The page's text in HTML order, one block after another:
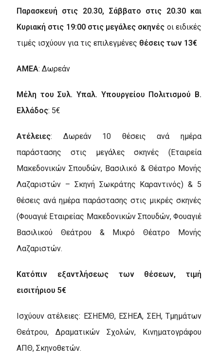
Παρασκευή στις 20.30, Σάββατο στις 20.30 και
Κυριακή στις 19:00 στις μεγάλες σκηνές οι ειδικές
τιμές ισχύουν για τις επιλεγμένες θέσεις των 13€
ΑΜΕΑ: Δωρεάν
Μέλη του Συλ. Υπαλ. Υπουργείου Πολιτισμού Β.
Ελλάδος: 5€
Ατέλειες: Δωρεάν 10 θέσεις ανά ημέρα
παράστασης στις μεγάλες σκηνές (Εταιρεία
Μακεδονικών Σπουδών, Βασιλικό & Θέατρο Μονής
Λαζαριστών – Σκηνή Σωκράτης Καραντινός) & 5
θέσεις ανά ημέρα παράστασης στις μικρές σκηνές
(Φουαγιέ Εταιρείας Μακεδονικών Σπουδών, Φουαγιέ
Βασιλικού Θεάτρου & Μικρό Θέατρο Μονής
Λαζαριστών.
Κατόπιν εξαντλήσεως των θέσεων, τιμή
εισιτήριου 5€
Ισχύουν ατέλειες: ΕΣΗΕΜΘ, ΕΣΗΕΑ, ΣΕΗ, Τμημάτων
Θεάτρου, Δραματικών Σχολών, Κινηματογράφου
ΑΠΘ, Σκηνοθετών.